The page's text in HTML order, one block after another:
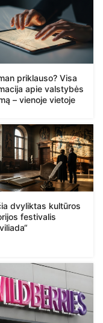
priklauso? Visa
apie valstybės
– vienoje vietoje
dvyliktas kultūros
festivalis